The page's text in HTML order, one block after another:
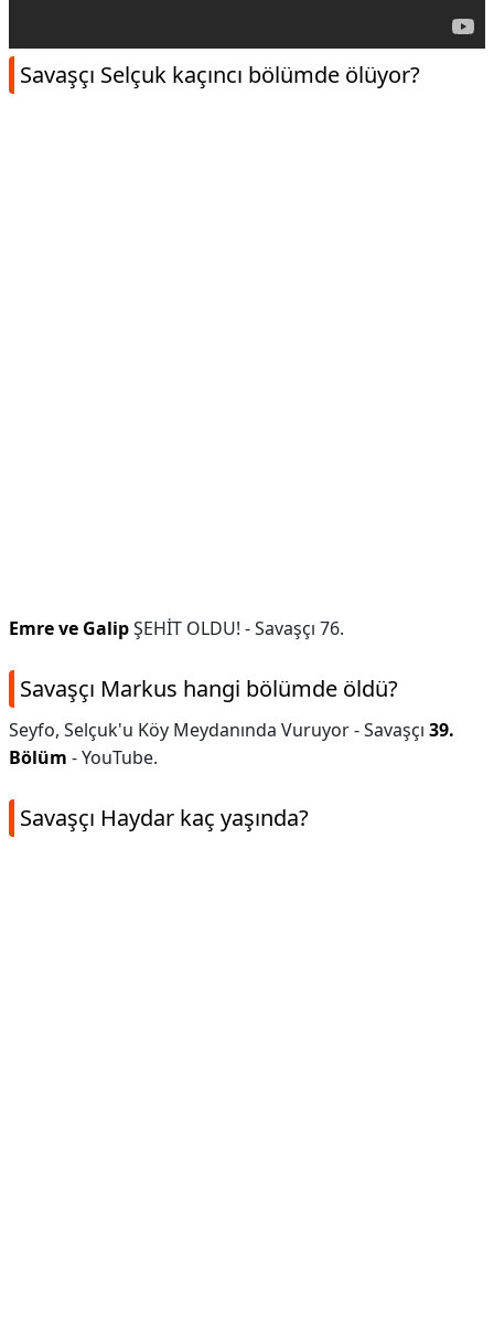
Savaşçı Selçuk kaçıncı bölümde ölüyor?
Emre ve GalipŞEHİT OLDU! - Savaşçı 76.
Savaşçı Markus hangi bölümde öldü?
Seyfo, Selçuk'u Köy Meydanında Vuruyor - Savaşçı 39.
Bölüm - YouTube.
Savaşçı Haydar kaç yaşında?